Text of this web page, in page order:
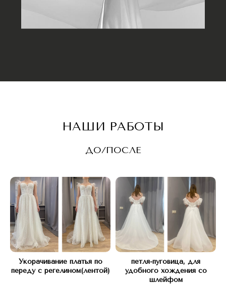
НАШИ РАБОТЫ
ДО/ПОСЛЕ
Укорачивание платья по
переду с регелином(лентой)
петля-пуговица, для
удобного хождения со
шлейфом